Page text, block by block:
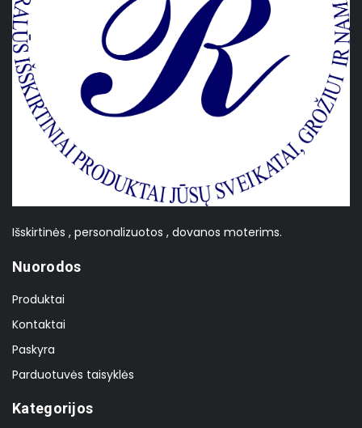
Išskirtinės , personalizuotos , dovanos moterims.
Nuorodos
Produktai
Kontaktai
Paskyra
Parduotuvės taisyklės
Kategorijos